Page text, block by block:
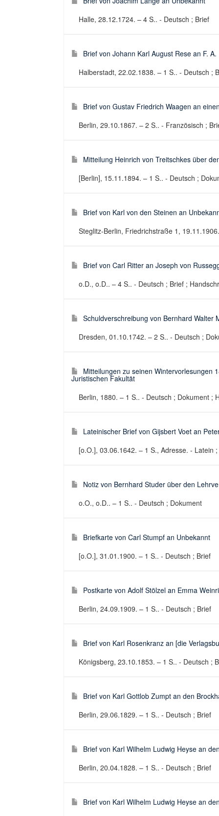
Halle, 28.12.1724. – 4 S.. - Deutsch ; Brief
Brief von Johann Karl August Rese an F.
Halberstadt, 22.02.1838. – 1 S.. - Deutsch ;
Brief von Gustav Friedrich Waagen an
Berlin, 29.10.1867. – 2 S.. - Französisch ;
Mitteilung Heinrich von Treitschkes über
[Berlin], 15.11.1894. – 1 S.. - Deutsch ;
Brief von Karl von den Steinen an
Steglitz-Berlin, Friedrichstraße 1,
Brief von Carl Ritter an Joseph von
o.D., o.D.. – 4 S.. - Deutsch ; Brief ;
Schuldverschreibung von Bernhard
Dresden, 01.10.1742. – 2 S.. - Deutsch ;
Mitteilungen zu seinen Wintervorlesungen
Juristischen Fakultät
Berlin, 1880. – 1 S.. - Deutsch ; Dokument ;
Lateinischer Brief von Gijsbert Voet an
[o.O.], 03.06.1642. – 1 S., Adresse. - Latein
Notiz von Bernhard Studer über den
o.O., o.D.. – 1 S.. - Deutsch ; Dokument
Briefkarte von Carl Stumpf an Unbekannt
[o.O.], 31.01.1900. – 1 S.. - Deutsch ; Brief
Postkarte von Adolf Stölzel an Emma
Berlin, 24.09.1909. – 1 S.. - Deutsch ; Brief
Brief von Karl Rosenkranz an [die
Königsberg, 23.10.1853. – 1 S.. - Deutsch ;
Brief von Karl Gottlob Zumpt an den
Berlin, 29.06.1829. – 1 S.. - Deutsch ; Brief
Brief von Karl Wilhelm Ludwig Heyse an
Berlin, 20.04.1828. – 1 S.. - Deutsch ; Brief
Brief von Karl Wilhelm Ludwig Heyse an